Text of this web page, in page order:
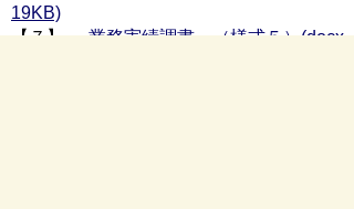
19KB)
【７】
業務実績調書 （様式５）(docx